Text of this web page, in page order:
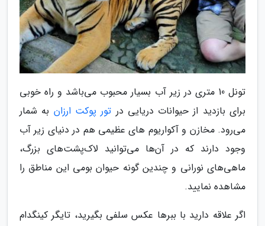
تونل 10 متری در زیر آب بسیار محبوب می‌باشد و راه خوبی
برای بازدید از حیوانات دریایی در تور پوکت ارزان به شمار
می‌رود. مخازن و آکواریوم های عظیمی هم در دنیای زیر آب
وجود دارند که در آن‌ها می‌توانید لاک‌پشت‌های بزرگ،
ماهی‌های نورانی و چندین گونه حیوان بومی این مناطق را
مشاهده نمایید.
اگر علاقه دارید با ببرها عکس سلفی بگیرید، تایگر کینگدام